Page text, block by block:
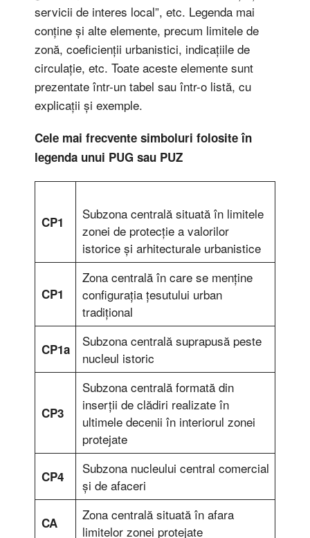
servicii de interes local”, etc. Legenda mai
conține și alte elemente, precum limitele de
zonă, coeficienții urbanistici, indicațiile de
circulație, etc. Toate aceste elemente sunt
prezentate într-un tabel sau într-o listă, cu
explicații și exemple.
Cele mai frecvente simboluri folosite în
legenda unui PUG sau PUZ
CP1
Subzona centrală situată în limitele
zonei de protecţie a valorilor
istorice şi arhitecturale urbanistice
CP1
Zona centrală în care se menţine
configuraţia ţesutului urban
tradiţional
CP1a
Subzona centrală suprapusă peste
nucleul istoric
CP3
Subzona centrală formată din
inserţii de clădiri realizate în
ultimele decenii în interiorul zonei
protejate
CP4
Subzona nucleului central comercial
şi de afaceri
CA
Zona centrală situată în afara
limitelor zonei protejate